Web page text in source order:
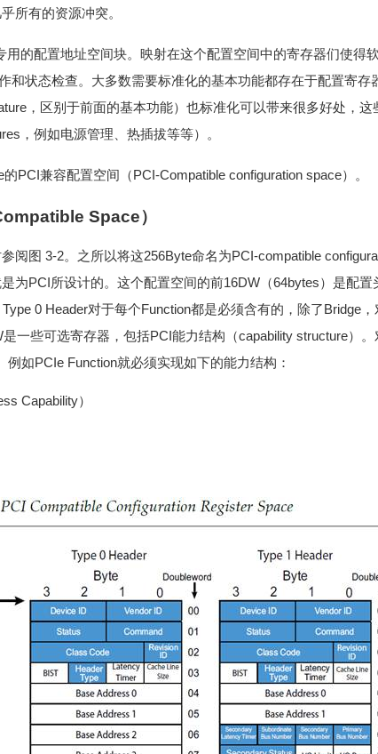
所有的资源冲突。
用的配置地址空间块。映射在这个配置空间中的寄存器们使得
和状态检查。大多数需要标准化的基本功能都存在于配置寄存
，区别于前面的基本功能）也标准化可以带来很多好处，
，例如电源管理、热插拔等等）。
PCI兼容配置空间（PCI-Compatible configuration space）。
Space）
阅图 3‑2。之所以将这256Byte命名为PCI-compatible
为PCI所设计的。这个配置空间的前16DW（64bytes）是配
0 Header对于每个Function都是必须含有的，除了Bridge
一些可选寄存器，包括PCI能力结构（capability structure）
如PCIe Function就必须实现如下的能力结构：
Capability）